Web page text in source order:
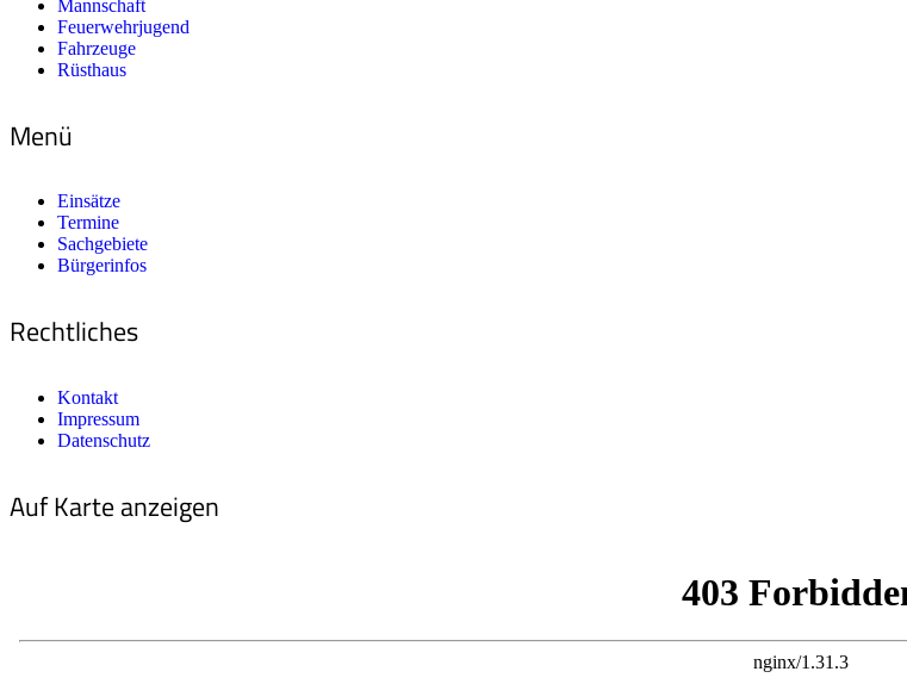
Mannschaft
Feuerwehrjugend
Fahrzeuge
Rüsthaus
Menü
Einsätze
Termine
Sachgebiete
Bürgerinfos
Rechtliches
Kontakt
Impressum
Datenschutz
Auf Karte anzeigen